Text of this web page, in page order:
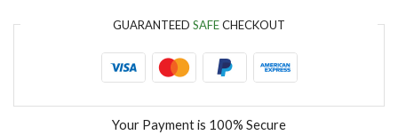
GUARANTEED SAFECHECKOUT
Your Payment is 100% Secure